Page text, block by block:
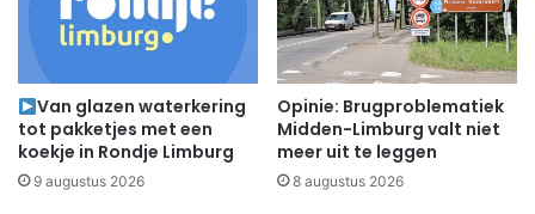
Van glazen waterkering
tot pakketjes met een
koekje in Rondje Limburg
9 augustus 2026
Opinie: Brugproblematiek
Midden-Limburg valt niet
meer uit te leggen
8 augustus 2026